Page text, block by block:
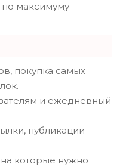
по максимуму
покупка самых
и ежедневный
публикации
которые нужно